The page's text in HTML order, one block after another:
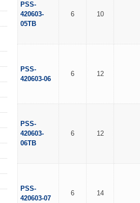
PSS-
420603-
05TB
6 10
PSS-
420603-06
6 12
PSS-
420603-
06TB
6 12
PSS-
420603-07
6 14